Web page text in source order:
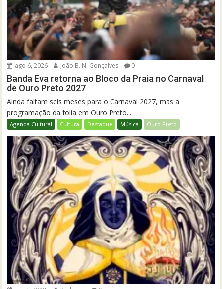
ago 6, 2026 João B. N. Gonçalves 0
Banda Eva retorna ao Bloco da Praia no Carnaval
de Ouro Preto 2027
Ainda faltam seis meses para o Carnaval 2027, mas a
programação da folia em Ouro Preto...
Agenda Cultural Cultura Destaque Música Ouro Preto